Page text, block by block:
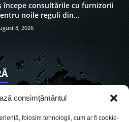
consimțământul
folosim tehnologii, cum ar fi cookie-
începe consultările cu furnizorii
noile reguli din...
8, 2026
6921